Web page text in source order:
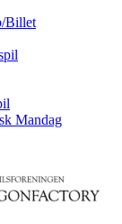
Billet
Mandag